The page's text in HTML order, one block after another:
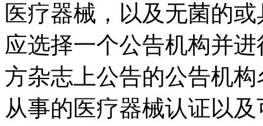
医疗器械，以及无菌的
应选择一个公告机构并
方杂志上公告的公告机
从事的医疗器械认证以